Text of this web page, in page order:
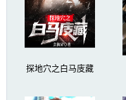
探地穴之白马庋藏